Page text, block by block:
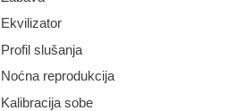
Ekvilizator
Profil slušanja
Noćna reprodukcija
Kalibracija sobe